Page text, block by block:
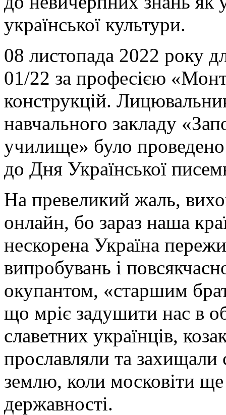
української культури.
08 листопада 2022 року
01/22 за професією
конструкцій.
навчального закладу
училище» було
до Дня Української
На превеликий жаль,
онлайн, бо зараз наша
нескорена Україна
випробувань і
окупантом, «старшим
що мріє задушити нас в
славетних українців,
прославляли та захищали
землю, коли московіти ще
державності.